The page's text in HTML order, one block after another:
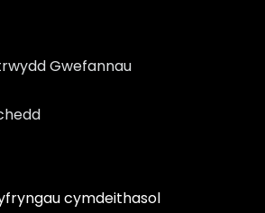
Gwefannau
cymdeithasol